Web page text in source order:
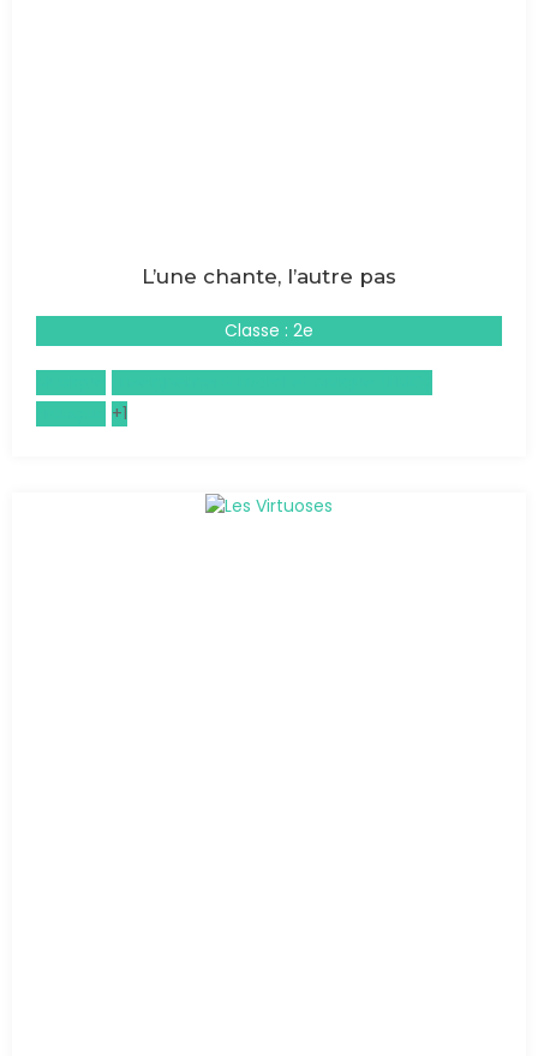
L’une chante, l’autre pas
Classe : 2e
+1